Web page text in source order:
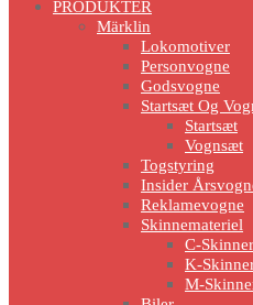
PRODUKTER
Märklin
Lokomotiver
Personvogne
Godsvogne
Startsæt Og
Startsæt
Vognsæt
Togstyring
Insider
Reklamevogne
Skinnemateriel
C-Skinner
K-
M-